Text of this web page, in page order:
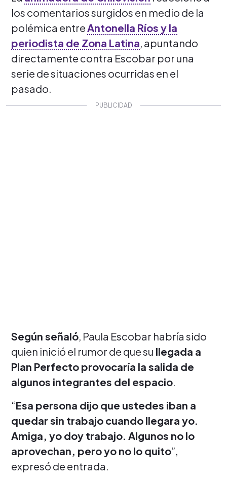
los comentarios surgidos en medio de la
polémica entre Antonella Ríos y la
periodista de Zona Latina, apuntando
directamente contra Escobar por una
serie de situaciones ocurridas en el
pasado.
Según señaló, Paula Escobar habría sido
quien inició el rumor de que su llegada a
Plan Perfecto provocaría la salida de
algunos integrantes del espacio.
“Esa persona dijo que ustedes iban a
quedar sin trabajo cuando llegara yo.
Amiga, yo doy trabajo. Algunos no lo
aprovechan, pero yo no lo quito”,
expresó de entrada.